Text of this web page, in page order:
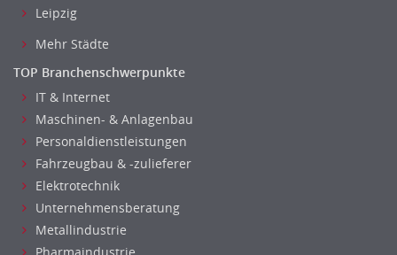
Leipzig
Mehr Städte
TOP Branchenschwerpunkte
IT & Internet
Maschinen- & Anlagenbau
Personaldienstleistungen
Fahrzeugbau & -zulieferer
Elektrotechnik
Unternehmensberatung
Metallindustrie